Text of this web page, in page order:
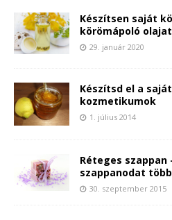
Készítsen saját
körömápoló olajat
29. január 2020
Készítsd el a
kozmetikumok
1. július 2014
Réteges
szappanodat
30. szeptember 2015